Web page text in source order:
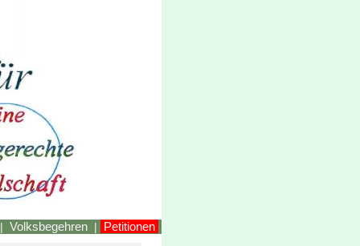
| Volksbegehren | Petitionen